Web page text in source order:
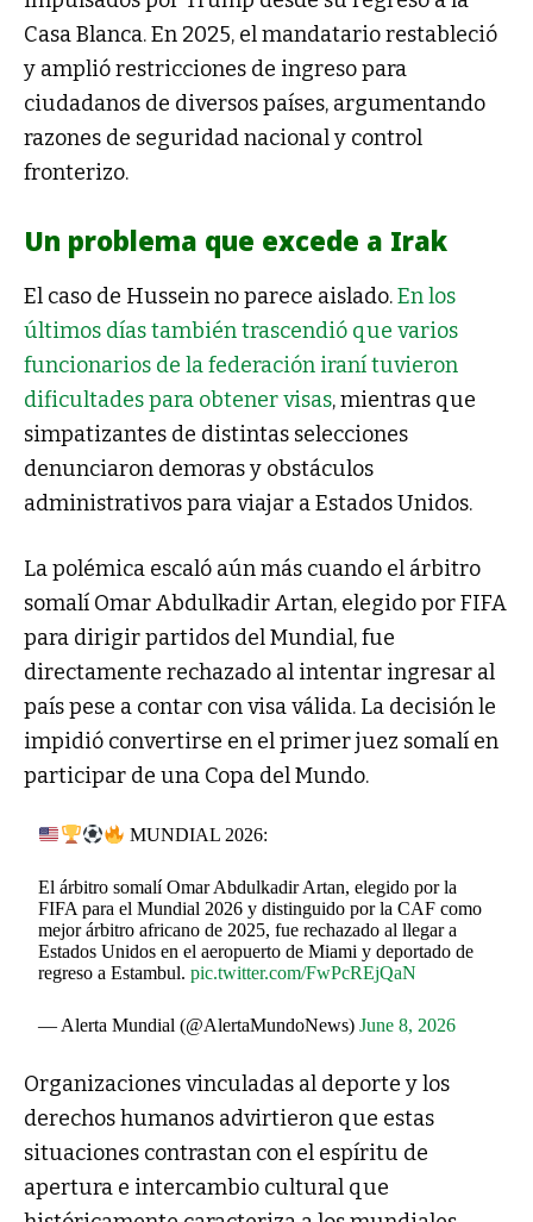
Casa Blanca. En 2025, el mandatario restableció
y amplió restricciones de ingreso para
ciudadanos de diversos países, argumentando
razones de seguridad nacional y control
fronterizo.
Un problema que excede a Irak
El caso de Hussein no parece aislado.En los
últimos días también trascendió que varios
funcionarios de la federación iraní tuvieron
dificultades para obtener visas, mientras que
simpatizantes de distintas selecciones
denunciaron demoras y obstáculos
administrativos para viajar a Estados Unidos.
La polémica escaló aún más cuando el árbitro
somalí Omar Abdulkadir Artan, elegido por FIFA
para dirigir partidos del Mundial, fue
directamente rechazado al intentar ingresar al
país pese a contar con visa válida. La decisión le
impidió convertirse en el primer juez somalí en
participar de una Copa del Mundo.
MUNDIAL 2026:
El árbitro somalí Omar Abdulkadir Artan, elegido por la
FIFA para el Mundial 2026 y distinguido por la CAF como
mejor árbitro africano de 2025, fue rechazado al llegar a
Estados Unidos en el aeropuerto de Miami y deportado de
regreso a Estambul.pic.twitter.com/FwPcREjQaN
— Alerta Mundial (@AlertaMundoNews)June 8, 2026
Organizaciones vinculadas al deporte y los
derechos humanos advirtieron que estas
situaciones contrastan con el espíritu de
apertura e intercambio cultural que